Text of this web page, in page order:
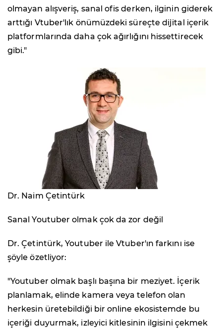
olmayan alışveriş, sanal ofis derken, ilginin giderek
arttığı Vtuber'lık önümüzdeki süreçte dijital içerik
platformlarında daha çok ağırlığını hissettirecek
gibi."
Dr. Naim Çetintürk
Sanal Youtuber olmak çok da zor değil
Dr. Çetintürk, Youtuber ile Vtuber'ın farkını ise
şöyle özetliyor:
"Youtuber olmak başlı başına bir meziyet. İçerik
planlamak, elinde kamera veya telefon olan
herkesin üretebildiği bir online ekosistemde bu
içeriği duyurmak, izleyici kitlesinin ilgisini çekmek